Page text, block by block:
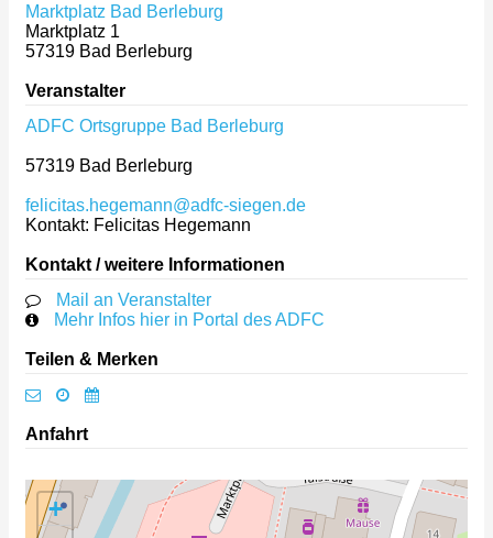
Marktplatz Bad Berleburg
Marktplatz 1
57319 Bad Berleburg
Veranstalter
ADFC Ortsgruppe Bad Berleburg
57319 Bad Berleburg
felicitas.hegemann@adfc-siegen.de
Kontakt: Felicitas Hegemann
Kontakt / weitere Informationen
Mail an Veranstalter
Mehr Infos hier in Portal des ADFC
Teilen & Merken
Anfahrt
+